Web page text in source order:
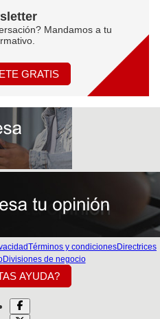
Mandamos a tu
GRATIS
Términos y condicionesDirectrices
Divisiones de negocio
AYUDA?